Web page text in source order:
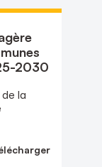
2030
la